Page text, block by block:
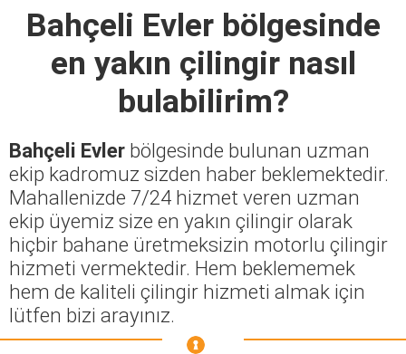
Bahçeli Evlerbölgesinde
en yakın çilingir nasıl
bulabilirim?
Bahçeli Evler bölgesinde bulunan uzman
ekip kadromuz sizden haber beklemektedir.
Mahallenizde 7/24 hizmet veren uzman
ekip üyemiz size en yakın çilingir olarak
hiçbir bahane üretmeksizin motorlu çilingir
hizmeti vermektedir. Hem beklememek
hem de kaliteli çilingir hizmeti almak için
lütfen bizi arayınız.